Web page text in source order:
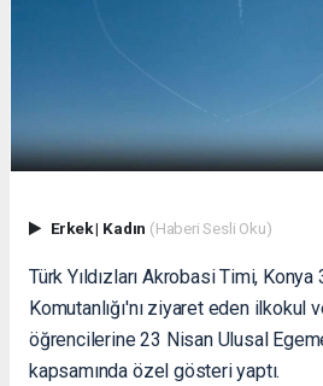
Erkek| Kadın (Haberi Sesli Oku)
Türk Yıldızları Akrobasi Timi,
Komutanlığı'nı ziyaret eden ilkokul
öğrencilerine 23 Nisan Ulusal
kapsamında özel gösteri yaptı.